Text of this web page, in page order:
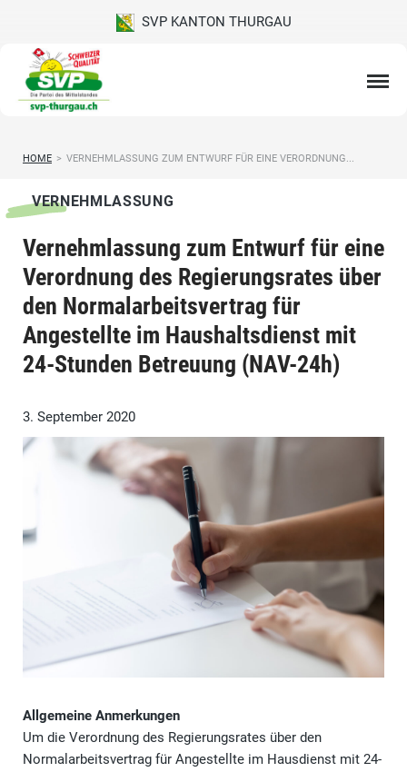
SVP KANTON THURGAU
HOME > VERNEHMLASSUNG ZUM ENTWURF FÜR EINE VERORDNUNG...
VERNEHMLASSUNG
Vernehmlassung zum Entwurf für eine
Verordnung des Regierungsrates über
den Normalarbeitsvertrag für
Angestellte im Haushaltsdienst mit
24-Stunden Betreuung (NAV-24h)
3. September 2020
Allgemeine Anmerkungen
Um die Verordnung des Regierungsrates über den
Normalarbeitsvertrag für Angestellte im Hausdienst mit 24-